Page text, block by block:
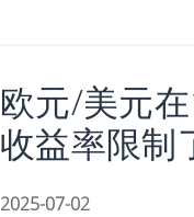
欧元/美元
收益率限制
2025-07-02